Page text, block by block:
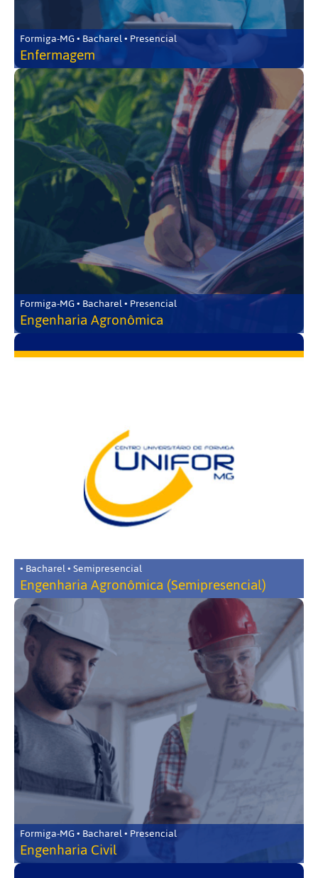
Formiga-MG • Bacharel • Presencial
Enfermagem
Formiga-MG • Bacharel • Presencial
Engenharia Agronômica
• Bacharel • Semipresencial
Engenharia Agronômica (Semipresencial)
Formiga-MG • Bacharel • Presencial
Engenharia Civil